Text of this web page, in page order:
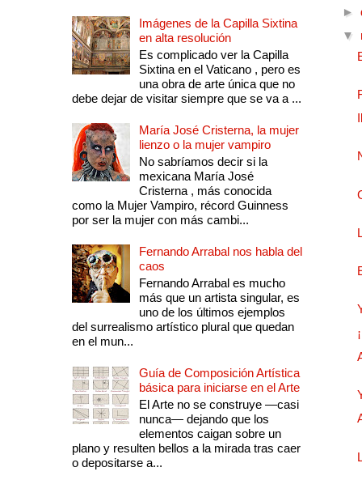
Imágenes de la Capilla Sixtina
en alta resolución
Es complicado ver la Capilla
Sixtina en el Vaticano , pero es
una obra de arte única que no
debe dejar de visitar siempre que se va a ...
María José Cristerna, la mujer
lienzo o la mujer vampiro
No sabríamos decir si la
mexicana María José
Cristerna , más conocida
como la Mujer Vampiro, récord Guinness
por ser la mujer con más cambi...
Fernando Arrabal nos habla del
caos
Fernando Arrabal es mucho
más que un artista singular, es
uno de los últimos ejemplos
del surrealismo artístico plural que quedan
en el mun...
Guía de Composición Artística
básica para iniciarse en el Arte
El Arte no se construye —casi
nunca— dejando que los
elementos caigan sobre un
plano y resulten bellos a la mirada tras caer
o depositarse a...
►
▼